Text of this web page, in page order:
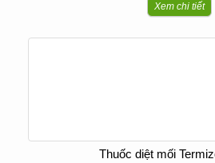
Xem chi tiết
Thuốc diệt mối